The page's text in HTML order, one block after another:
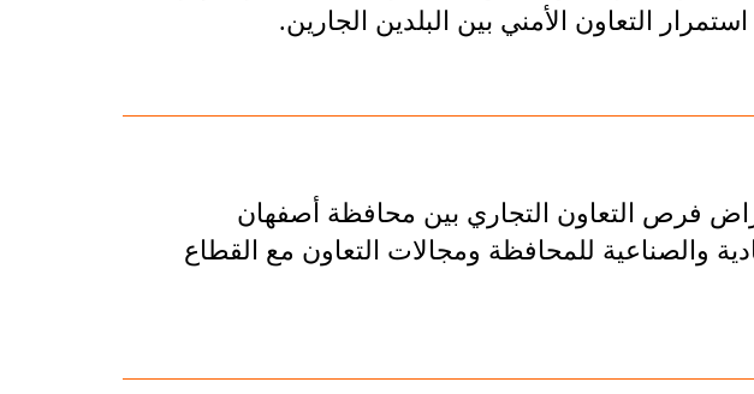
التعاون الأمني بين البلدين الجارين.
فرص التعاون التجاري بين محافظة أصفهان
والصناعية للمحافظة ومجالات التعاون مع القطاع